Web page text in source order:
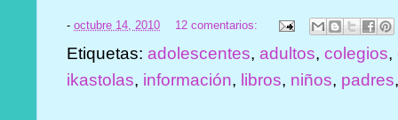
-octubre 14, 2010 12 comentarios:
Etiquetas:adolescentes,adultos,colegios,
ikastolas, información, libros, niños, padres